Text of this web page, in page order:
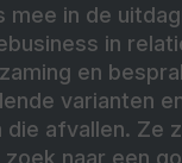
mee in de
in
en
varianten
die afvallen. Ze
zoek naar een